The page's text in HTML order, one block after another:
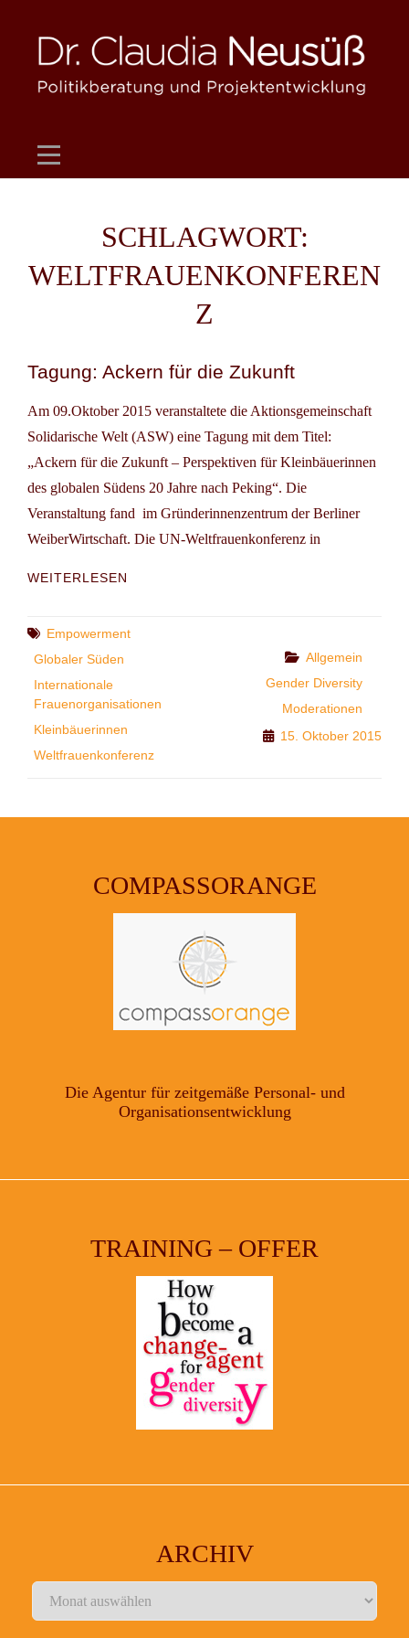
content
SCHLAGWORT:
WELTFRAUENKONFEREN
Z
Tagung: Ackern für die Zukunft
Am 09.Oktober 2015 veranstaltete die Aktionsgemeinschaft
Solidarische Welt (ASW) eine Tagung mit dem Titel:
„Ackern für die Zukunft – Perspektiven für Kleinbäuerinnen
des globalen Südens 20 Jahre nach Peking“. Die
Veranstaltung fand im Gründerinnenzentrum der Berliner
WeiberWirtschaft. Die UN-Weltfrauenkonferenz in
WEITERLESEN
DIE
Tags
Empowerment
Globaler Süden
Internationale
Frauenorganisationen
Kleinbäuerinnen
Weltfrauenkonferenz
Categories
Allgemein
Gender Diversity
Moderationen
15. Oktober 2015
COMPASSORANGE
Die Agentur für zeitgemäße Personal- und
Organisationsentwicklung
TRAINING – OFFER
ARCHIV
Archiv